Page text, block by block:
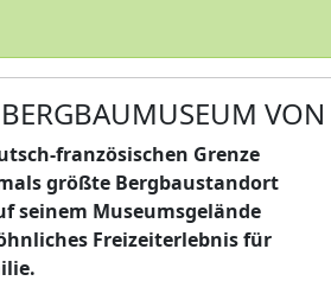
VON
französischen Grenze
größte Bergbaustandort
seinem Museumsgelände
Freizeiterlebnis für